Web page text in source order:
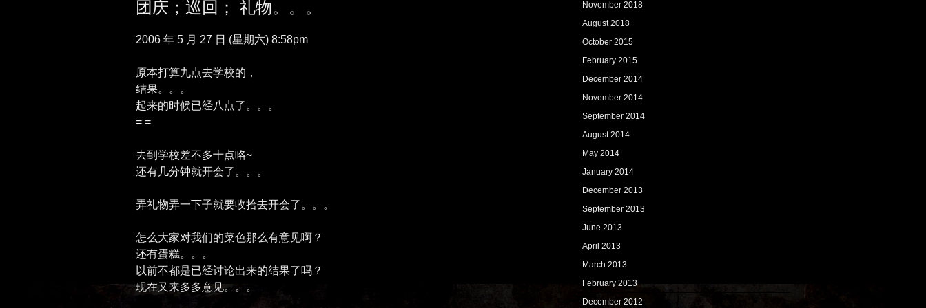
团庆；巡回； 礼物。。。
2006 年 5 月 27 日 (星期六) 8:58pm
原本打算九点去学校的，
结果。。。
起来的时候已经八点了。。。
= =
去到学校差不多十点咯~
还有几分钟就开会了。。。
弄礼物弄一下子就要收拾去开会了。。。
怎么大家对我们的菜色那么有意见啊？
还有蛋糕。。。
以前不都是已经讨论出来的结果了吗？
现在又来多多意见。。。
November 2018
August 2018
October 2015
February 2015
December 2014
November 2014
September 2014
August 2014
May 2014
January 2014
December 2013
September 2013
June 2013
April 2013
March 2013
February 2013
December 2012